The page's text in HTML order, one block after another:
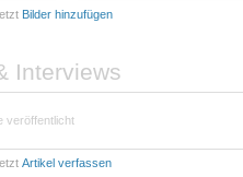
Bilder hinzufügen
Interviews
veröffentlicht
Artikel verfassen